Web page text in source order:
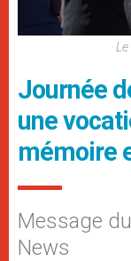
Le
Journée
une
mémoire
Message
News